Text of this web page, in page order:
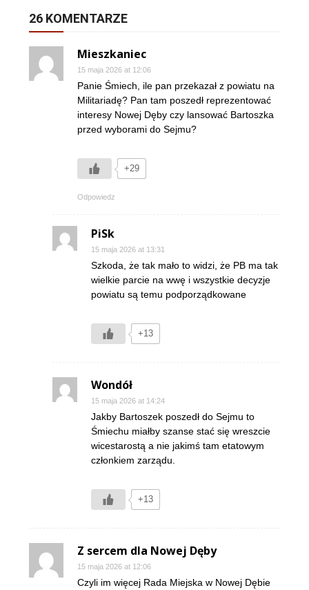
26 KOMENTARZE
Mieszkaniec
15 maja 2026 at 12:06
Panie Śmiech, ile pan przekazał z powiatu na
Militariadę? Pan tam poszedł reprezentować
interesy Nowej Dęby czy lansować Bartoszka
przed wyborami do Sejmu?
+29
Odpowiedz
PiSk
15 maja 2026 at 13:31
Szkoda, że tak mało to widzi, że PB ma tak
wielkie parcie na wwę i wszystkie decyzje
powiatu są temu podporządkowane
+13
Wondół
15 maja 2026 at 14:24
Jakby Bartoszek poszedł do Sejmu to
Śmiechu miałby szanse stać się wreszcie
wicestarostą a nie jakimś tam etatowym
członkiem zarządu.
+13
Z sercem dla Nowej Dęby
15 maja 2026 at 12:06
Czyli im więcej Rada Miejska w Nowej Dębie